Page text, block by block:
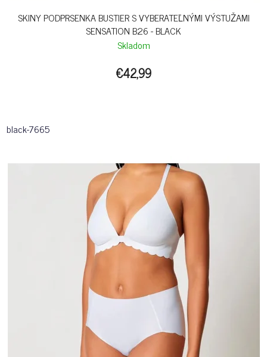
SKINY PODPRSENKA BUSTIER S VYBERATEĽNÝMI VÝSTUŽAMI
SENSATION B26 - BLACK
Skladom
€42,99
black-7665